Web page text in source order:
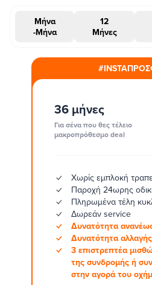
Μήνα
-Μήνα
12
Μήνες
36 μήνες
Για σένα που θες τέλειο
μακροπρόθεσμο deal
Χωρίς εμπλοκή
Παροχή 24ωρης
Πληρωμένα τέλη
Δωρεάν service
Δυνατότητα
Δυνατότητα
3 επιστρεπτέα
της συνδρομής ή
στην αγορά του